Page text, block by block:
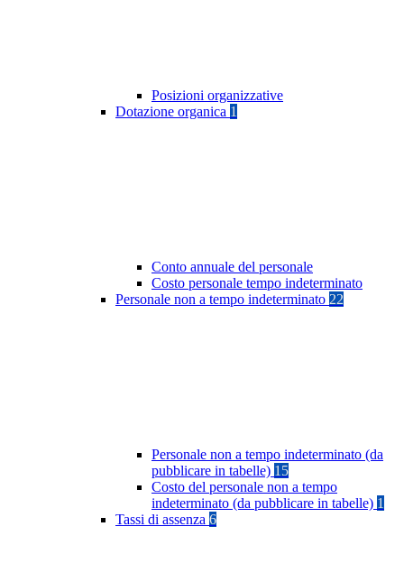
Posizioni organizzative
Dotazione organica 1
Conto annuale del personale
Costo personale tempo indeterminato
Personale non a tempo indeterminato 22
Personale non a tempo indeterminato (da
pubblicare in tabelle) 15
Costo del personale non a tempo
indeterminato (da pubblicare in tabelle) 1
Tassi di assenza 6